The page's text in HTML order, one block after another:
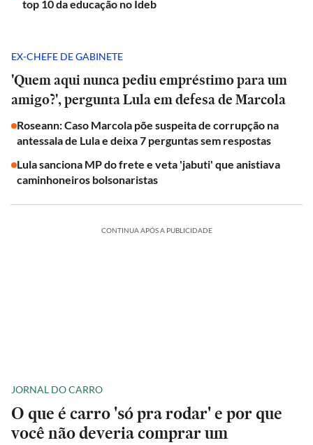
top 10 da educação no Ideb
EX-CHEFE DE GABINETE
'Quem aqui nunca pediu empréstimo para um
amigo?', pergunta Lula em defesa de Marcola
Roseann: Caso Marcola põe suspeita de corrupção na
antessala de Lula e deixa 7 perguntas sem respostas
Lula sanciona MP do frete e veta 'jabuti' que anistiava
caminhoneiros bolsonaristas
CONTINUA APÓS A PUBLICIDADE
JORNAL DO CARRO
O que é carro 'só pra rodar' e por que
você não deveria comprar um